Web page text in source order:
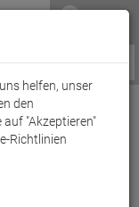
Service / Hilfe
Brillenglas
helfen, unser
den
auf "Akzeptieren"
Richtlinien